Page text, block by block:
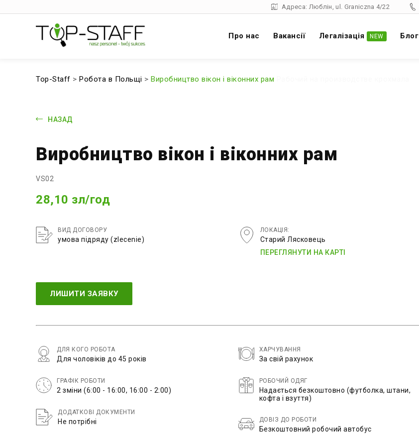
Адреса: Люблін, ul. Graniczna 4/22
Про нас Вакансії Легалізація NEW Блог
Top-Staff > Робота в Польщі > Виробництво вікон і віконних рам
НАЗАД
Виробництво вікон і віконних рам
VS02
28,10 зл/год
ВИД ДОГОВОРУ
умова підряду (zlecenie)
ЛОКАЦІЯ:
Старий Лясковець
ПЕРЕГЛЯНУТИ НА КАРТІ
ЛИШИТИ ЗАЯВКУ
ДЛЯ КОГО РОБОТА
Для чоловіків до 45 років
ГРАФІК РОБОТИ
2 зміни (6:00 - 16:00, 16:00 - 2:00)
ДОДАТКОВІ ДОКУМЕНТИ
Не потрібні
ХАРЧУВАННЯ
За свій рахунок
РОБОЧИЙ ОДЯГ
Надається безкоштовно (футболка, штани,
кофта і взуття)
ДОВІЗ ДО РОБОТИ
Безкоштовний робочий автобус